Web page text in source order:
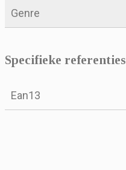
Genre
Specifieke referenties
Ean13